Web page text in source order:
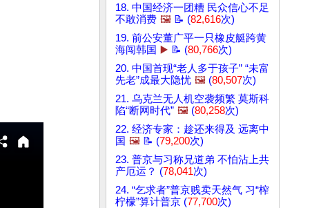
18. 中国经济一团糟 民众信心不足
不敢消费 🖼️ 📝 (82,616次)
19. 前公安董广平一只橡皮艇跨黄
海闯韩国 ▶️ 📝 (80,766次)
20. 中国首现“老人多于孩子” “未富
先老”成最大隐忧 🖼️ (80,507次)
21. 乌克兰无人机空袭频繁 莫斯科
陷“断网时代” 🖼️ (80,258次)
22. 经济专家：趁还来得及 远离中
国 🖼️ 📝 (79,200次)
23. 普京与习称兄道弟 不怕沾上共
产厄运？ (78,041次)
24. “乞求者”普京贱卖天然气 习“榨
柠檬”算计普京 (77,700次)